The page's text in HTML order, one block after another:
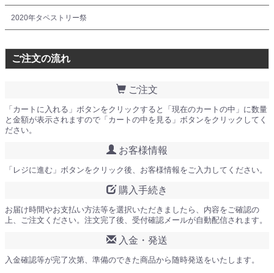
2020年タペストリー祭
ご注文の流れ
ご注文
「カートに入れる」ボタンをクリックすると「現在のカートの中」に数量
と金額が表示されますので「カートの中を見る」ボタンをクリックしてく
ださい。
お客様情報
「レジに進む」ボタンをクリック後、お客様情報をご入力してください。
購入手続き
お届け時間やお支払い方法等を選択いただきましたら、内容をご確認の
上、ご注文ください。注文完了後、受付確認メールが自動配信されます。
入金・発送
入金確認等が完了次第、準備のできた商品から随時発送をいたします。